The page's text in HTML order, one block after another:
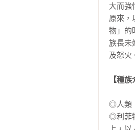
大而強
原來，
物」的
族長未
及怒火
【種族
◎人類
◎利菲